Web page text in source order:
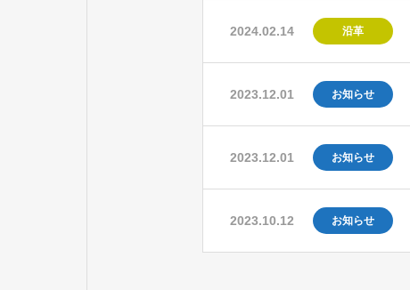
2024.02.14 沿革
2023.12.01 お知らせ
2023.12.01 お知らせ
2023.10.12 お知らせ